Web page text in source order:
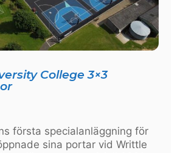
College 3×3
första specialanläggning för
sina portar vid Writtle